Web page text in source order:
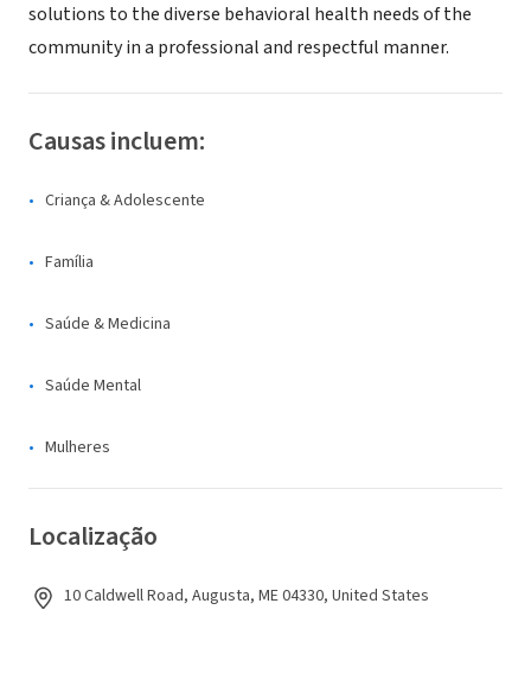
solutions to the diverse behavioral health needs of the
community in a professional and respectful manner.
Causas incluem:
Criança & Adolescente
Família
Saúde & Medicina
Saúde Mental
Mulheres
Localização
10 Caldwell Road, Augusta, ME 04330, United States